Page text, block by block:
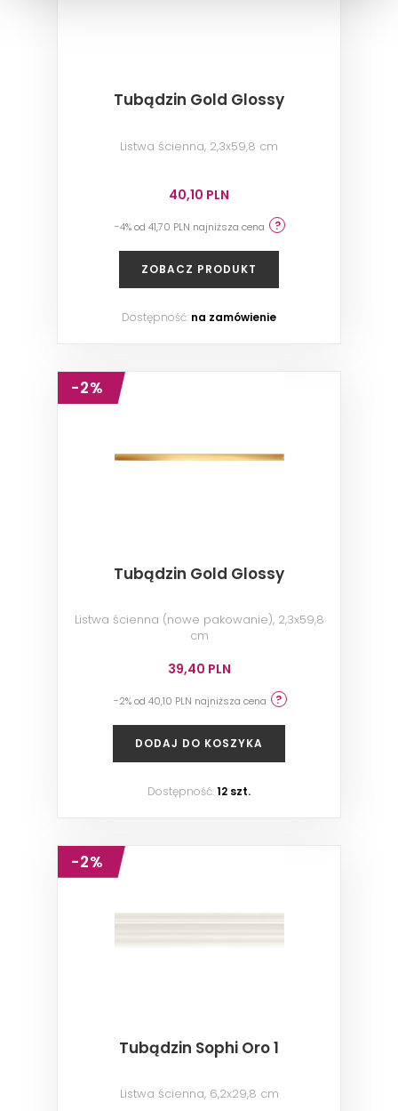
Tubądzin Gold Glossy
Listwa ścienna, 2,3x59,8 cm
40,10 PLN
-4% od 41,70 PLN najniższa cena
ZOBACZ PRODUKT
Dostępność: na zamówienie
-2%
Tubądzin Gold Glossy
Listwa ścienna (nowe pakowanie), 2,3x59,8
cm
39,40 PLN
-2% od 40,10 PLN najniższa cena
DODAJ DO KOSZYKA
Dostępność:12 szt.
-2%
Tubądzin Sophi Oro 1
Listwa ścienna, 6,2x29,8 cm